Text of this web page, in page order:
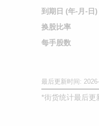
到期日 (年-月-日)
换股比率
每手股数
最后更新时间:
*街货统计最后更